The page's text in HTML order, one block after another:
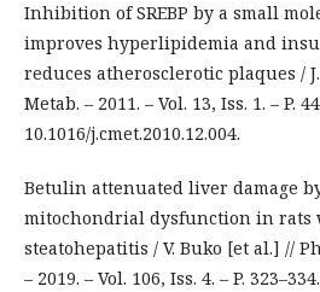
Inhibition of SREBP by a small
improves hyperlipidemia and
reduces atherosclerotic plaques /
Metab. – 2011. – Vol. 13, Iss. 1. – P.
10.1016/j.cmet.2010.12.004.
Betulin attenuated liver damage
mitochondrial dysfunction in rats
steatohepatitis / V. Buko [et al.] //
– 2019. – Vol. 106, Iss. 4. – P.